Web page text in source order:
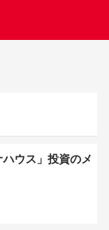
ウス」投資のメ